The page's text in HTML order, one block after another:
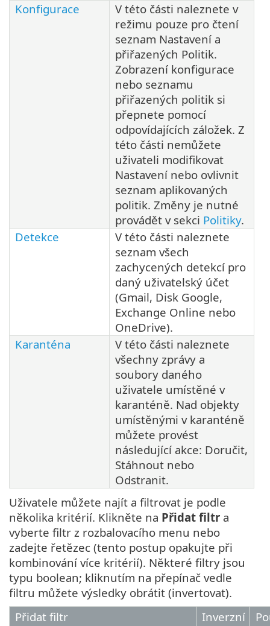
Konfigurace
V této části naleznete v
režimu pouze pro čtení
seznam Nastavení a
přiřazených Politik.
Zobrazení konfigurace
nebo seznamu
přiřazených politik si
přepnete pomocí
odpovídajících záložek. Z
této části nemůžete
uživateli modifikovat
Nastavení nebo ovlivnit
seznam aplikovaných
politik. Změny je nutné
provádět v sekci Politiky.
Detekce
V této části naleznete
seznam všech
zachycených detekcí pro
daný uživatelský účet
(Gmail, Disk Google,
Exchange Online nebo
OneDrive).
Karanténa
V této části naleznete
všechny zprávy a
soubory daného
uživatele umístěné v
karanténě. Nad objekty
umístěnými v karanténě
můžete provést
následující akce: Doručit,
Stáhnout nebo
Odstranit.
Uživatele můžete najít a filtrovat je podle
několika kritérií. Klikněte na Přidat filtr a
vyberte filtr z rozbalovacího menu nebo
zadejte řetězec (tento postup opakujte při
kombinování více kritérií). Některé filtry jsou
typu boolean; kliknutím na přepínač vedle
filtru můžete výsledky obrátit (invertovat).
Přidat filtr
Inverzní